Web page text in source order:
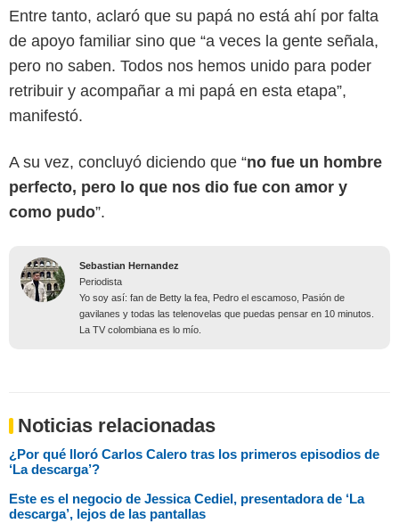
Entre tanto, aclaró que su papá no está ahí por falta
de apoyo familiar sino que “a veces la gente señala,
pero no saben. Todos nos hemos unido para poder
retribuir y acompañar a mi papá en esta etapa”,
manifestó.
A su vez, concluyó diciendo que “no fue un hombre
perfecto, pero lo que nos dio fue con amor y
como pudo”.
Sebastian Hernandez
Periodista
Yo soy así: fan de Betty la fea, Pedro el escamoso, Pasión de
gavilanes y todas las telenovelas que puedas pensar en 10 minutos.
La TV colombiana es lo mío.
Noticias relacionadas
¿Por qué lloró Carlos Calero tras los primeros episodios de
‘La descarga’?
Este es el negocio de Jessica Cediel, presentadora de ‘La
descarga’, lejos de las pantallas